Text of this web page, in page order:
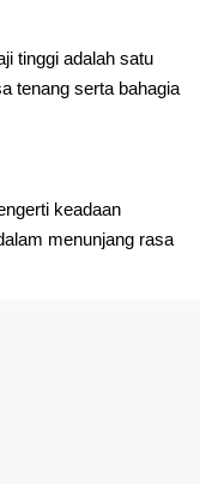
tinggi adalah satu
tenang serta bahagia
keadaan
menunjang rasa